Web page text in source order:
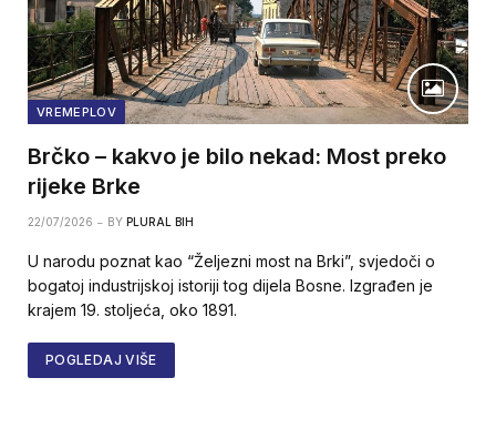
VREMEPLOV
Brčko – kakvo je bilo nekad: Most preko
rijeke Brke
22/07/2026 BY PLURAL BIH
U narodu poznat kao “Željezni most na Brki”, svjedoči o
bogatoj industrijskoj istoriji tog dijela Bosne. Izgrađen je
krajem 19. stoljeća, oko 1891.
POGLEDAJ VIŠE